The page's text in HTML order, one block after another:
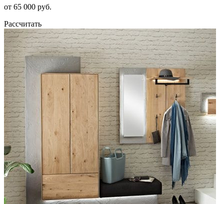
от 65 000 руб.
Рассчитать